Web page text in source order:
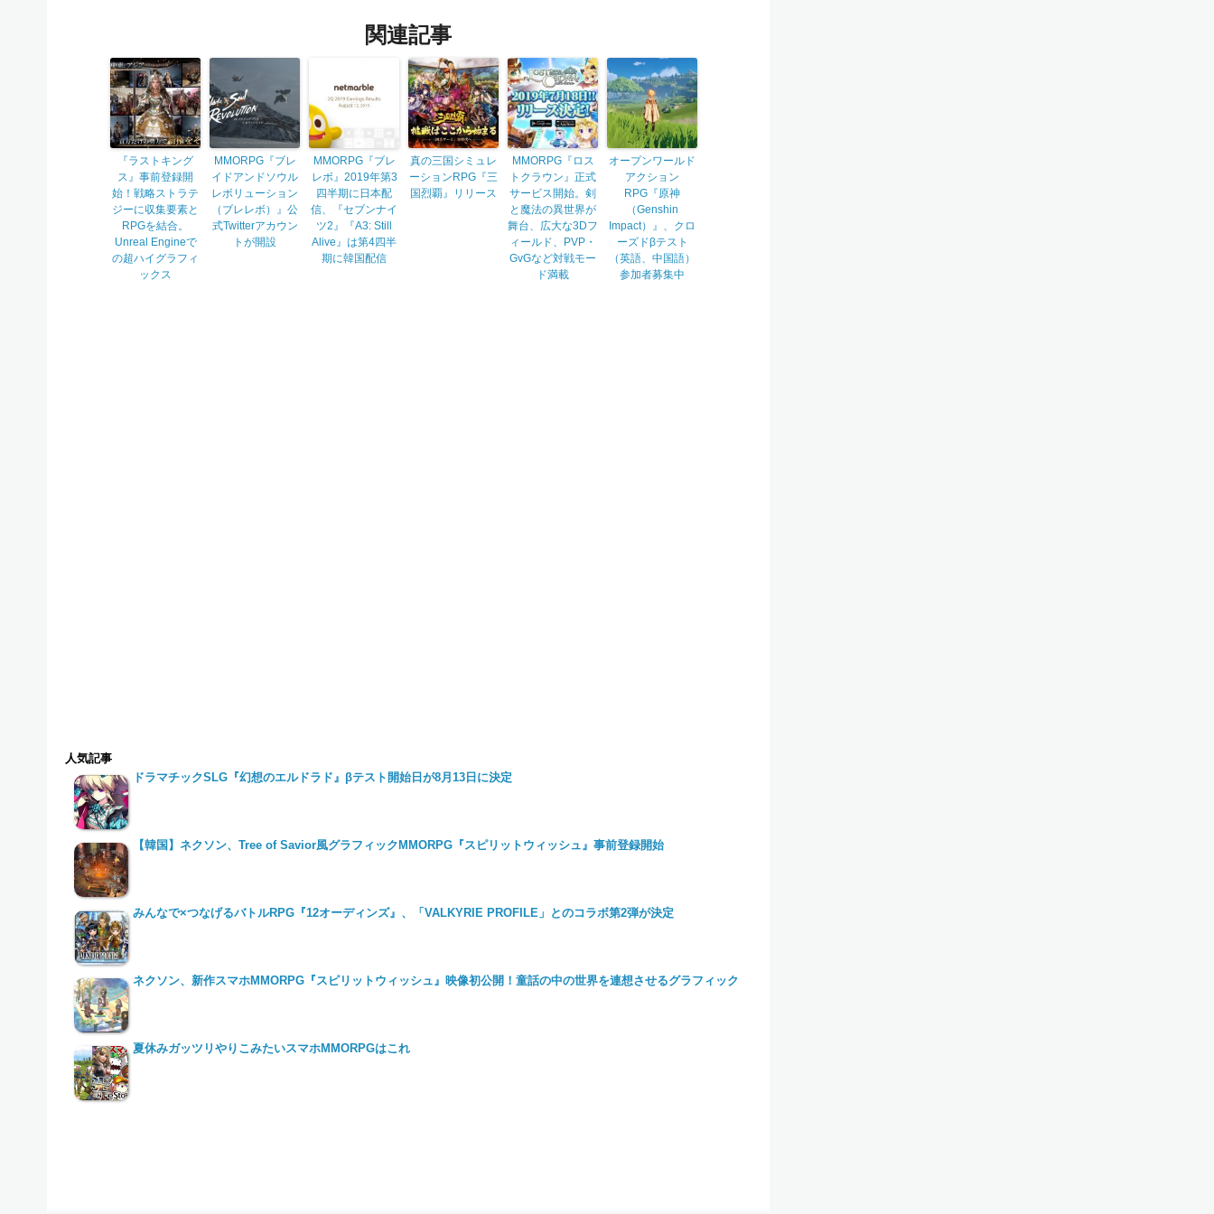
関連記事
『ラストキング
ス』事前登録開
始！戦略ストラテ
ジーに収集要素と
RPGを結合。
Unreal Engineで
の超ハイグラフィ
ックス
MMORPG『ブレ
イドアンドソウル
レボリューション
（ブレレボ）』公
式Twitterアカウン
トが開設
MMORPG『ブレ
レボ』2019年第3
四半期に日本配
信、『セブンナイ
ツ2』『A3: Still
Alive』は第4四半
期に韓国配信
真の三国シミュレ
ーションRPG『三
国烈覇』リリース
MMORPG『ロス
トクラウン』正式
サービス開始。剣
と魔法の異世界が
舞台、広大な3Dフ
ィールド、PVP・
GvGなど対戦モー
ド満載
オープンワールド
アクション
RPG『原神
（Genshin
Impact）』、クロ
ーズドβテスト
（英語、中国語）
参加者募集中
人気記事
ドラマチックSLG『幻想のエルドラド』βテスト開始日が8月13日に決定
【韓国】ネクソン、Tree of Savior風グラフィックMMORPG『スピリットウィッシュ』事前登録開始
みんなで×つなげるバトルRPG『12オーディンズ』、「VALKYRIE PROFILE」とのコラボ第2弾が決定
ネクソン、新作スマホMMORPG『スピリットウィッシュ』映像初公開！童話の中の世界を連想させるグラフィック
夏休みガッツリやりこみたいスマホMMORPGはこれ